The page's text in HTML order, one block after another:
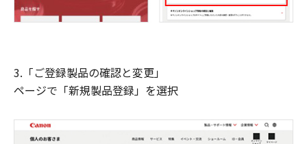
3.「ご登録製品の確認と変更」
ページで「新規製品登録」を選択